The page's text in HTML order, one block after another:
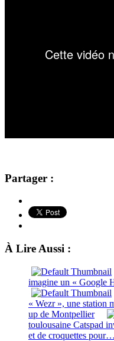
Partager :
À Lire Aussi :
imagine un « Google
« Wezr », une station
up de Montpellier
toulousaine Catspad
et de croquettes